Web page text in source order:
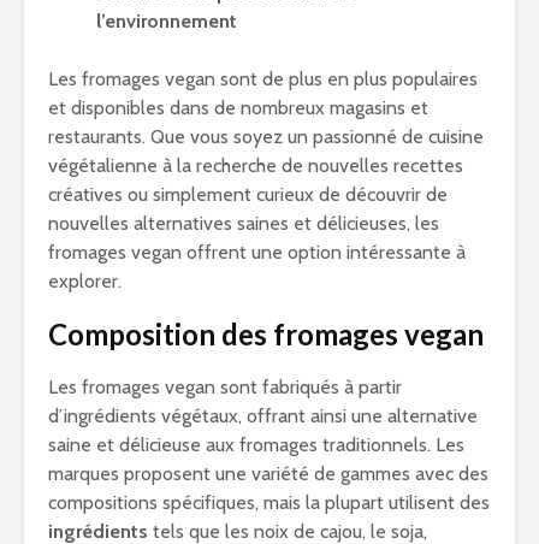
l’environnement
Les fromages vegan sont de plus en plus populaires
et disponibles dans de nombreux magasins et
restaurants. Que vous soyez un passionné de cuisine
végétalienne à la recherche de nouvelles recettes
créatives ou simplement curieux de découvrir de
nouvelles alternatives saines et délicieuses, les
fromages vegan offrent une option intéressante à
explorer.
Composition des fromages vegan
Les fromages vegan sont fabriqués à partir
d’ingrédients végétaux, offrant ainsi une alternative
saine et délicieuse aux fromages traditionnels. Les
marques proposent une variété de gammes avec des
compositions spécifiques, mais la plupart utilisent des
ingrédients tels que les noix de cajou, le soja,